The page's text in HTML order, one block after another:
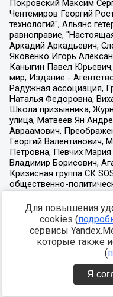
Для повышения
cookies (
сервисы
которые также
(
Я